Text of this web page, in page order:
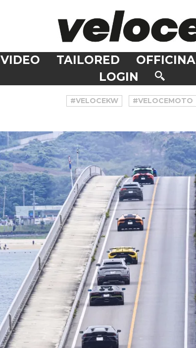
VIDEO TAILORED OFFICINA
LOGIN
#VELOCEKW #VELOCEMOTO